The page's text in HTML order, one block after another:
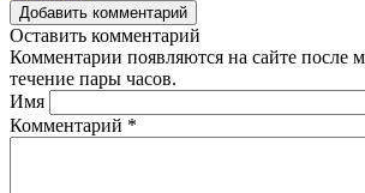
Добавить комментарий
Оставить комментарий
Комментарии появляются на сайте после
течение пары часов.
Имя
Комментарий *